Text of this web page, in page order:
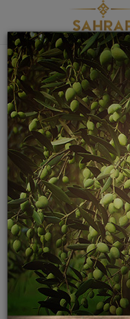
Ana Sayfa Tatlı